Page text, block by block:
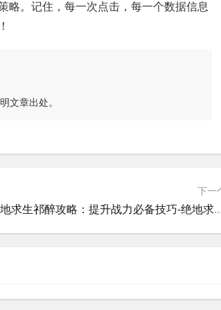
略。记住，每一次点击，每一个数据信息
文章出处。
下一
AWM绝地求生祁醉攻略：提升战力必备技巧-